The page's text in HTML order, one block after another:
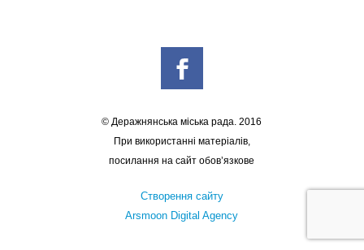
© Деражнянська міська рада. 2016
При використанні матеріалів,
посилання на сайт обов’язкове
Створення сайту
Arsmoon Digital Agency